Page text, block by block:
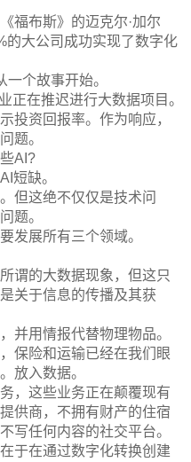
福布斯》的迈克尔·加尔
的大公司成功实现了数字化
个故事开始。
正在推迟进行大数据项目。
投资回报率。作为响应，
题。
AI?
短缺。
但这绝不仅仅是技术问
题。
发展所有三个领域。
谓的大数据现象，但这只
关于信息的传播及其获
并用情报代替物理物品。
保险和运输已经在我们眼
放入数据。
，这些业务正在颠覆现有
供商，不拥有财产的住宿
写任何内容的社交平台。
于在通过数字化转换创建